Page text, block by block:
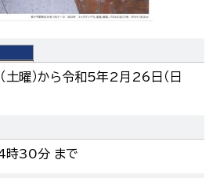
曜）から令和5年2月26日（日
時30分 まで